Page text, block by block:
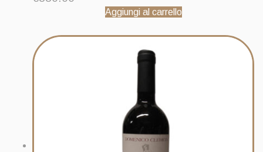
Aggiungi al carrello